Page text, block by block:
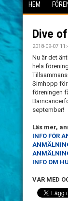
HEM
Dive
2018-09-07
Nu är det
hela
Simhopp för
föreningen
september!
Läs mer,
INFO FÖR
INFO OM
VAR MED